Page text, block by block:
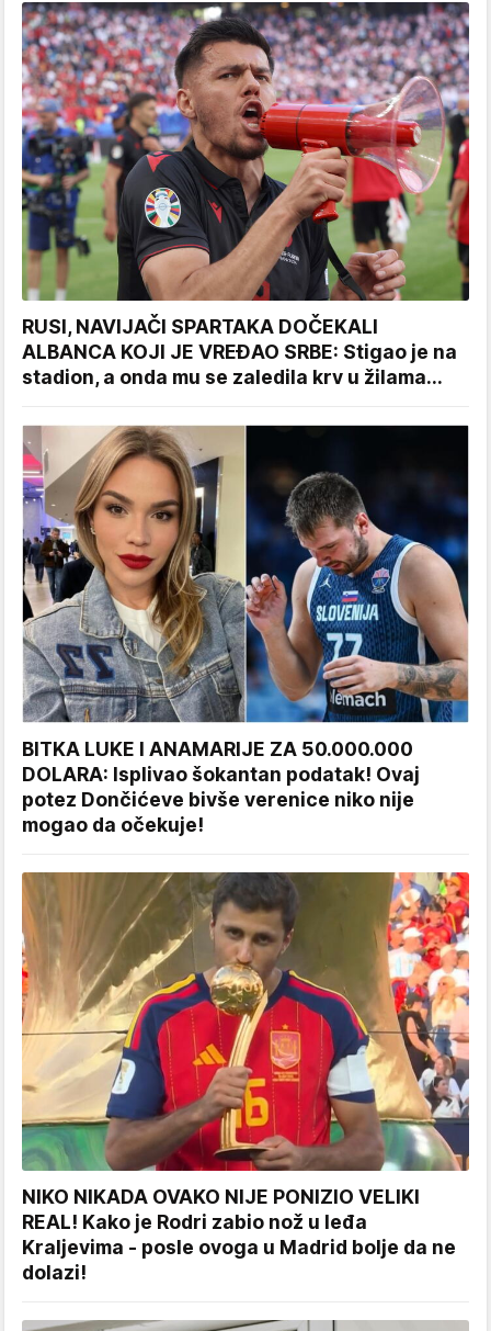
RUSI, NAVIJAČI SPARTAKA DOČEKALI
ALBANCA KOJI JE VREĐAO SRBE: Stigao je na
stadion, a onda mu se zaledila krv u žilama...
BITKA LUKE I ANAMARIJE ZA 50.000.000
DOLARA: Isplivao šokantan podatak! Ovaj
potez Dončićeve bivše verenice niko nije
mogao da očekuje!
NIKO NIKADA OVAKO NIJE PONIZIO VELIKI
REAL! Kako je Rodri zabio nož u leđa
Kraljevima - posle ovoga u Madrid bolje da ne
dolazi!